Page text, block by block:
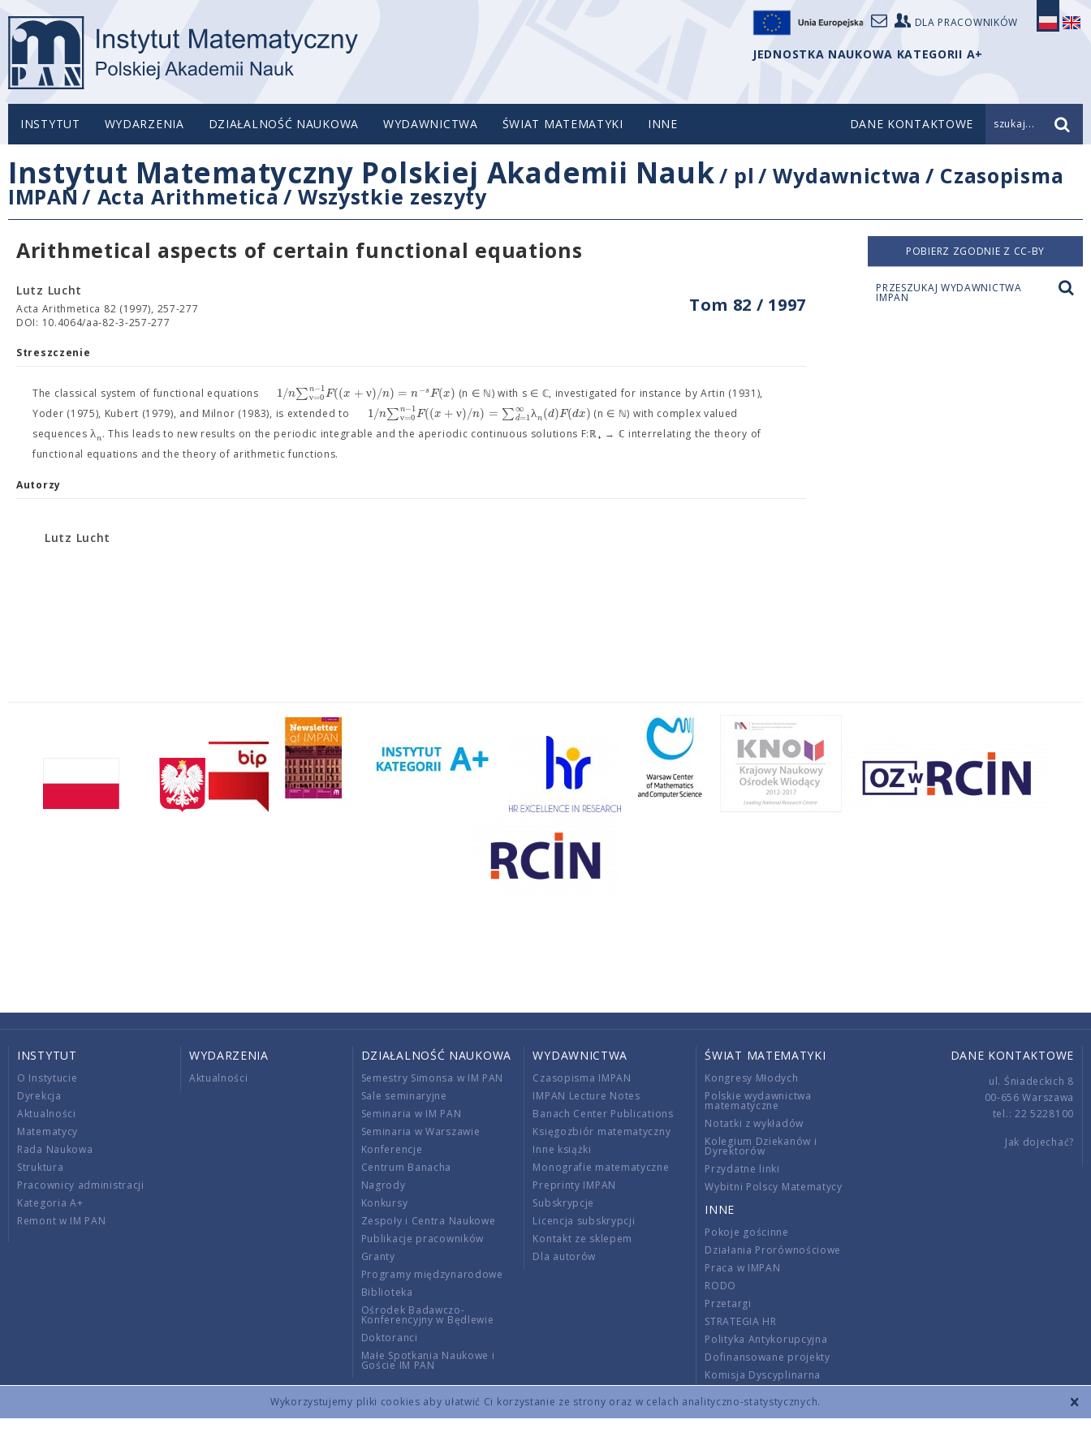
Wykorzystujemy pliki cookies aby ułatwić Ci korzystanie ze strony oraz w celach analityczno-statystycznych.
DLA PRACOWNIKÓW
JEDNOSTKA NAUKOWA KATEGORII A+
INSTYTUT WYDARZENIA DZIAŁALNOŚĆ NAUKOWA WYDAWNICTWA ŚWIAT MATEMATYKI INNE DANE KONTAKTOWE szukaj...
Instytut Matematyczny Polskiej Akademii Nauk/ pl /Wydawnictwa / Czasopisma
IMPAN / Acta Arithmetica/ Wszystkie zeszyty
Arithmetical aspects of certain functional equations
Tom 82 / 1997
Lutz Lucht
Acta Arithmetica 82 (1997), 257-277
DOI: 10.4064/aa-82-3-257-277
Streszczenie
The classical system of functional equations 1/n∑n−1
ν=0F((x +ν)/n) = n−sF(x) (n ∈ ℕ) with s ∈ ℂ, investigated for instance by Artin (1931),
Yoder (1975), Kubert (1979), and Milnor (1983), is extended to 1/n∑n−1
ν=0F((x +ν)/n) = ∑∞
d=1λn(d)F(dx) (n ∈ ℕ) with complex valued
sequences λn. This leads to new results on the periodic integrable and the aperiodic continuous solutions F:ℝ₊ → ℂ interrelating the theory of
functional equations and the theory of arithmetic functions.
Autorzy
Lutz Lucht
POBIERZ ZGODNIE Z CC-BY
PRZESZUKAJ WYDAWNICTWA
IMPAN
INSTYTUT
O Instytucie
Dyrekcja
Aktualności
Matematycy
Rada Naukowa
Struktura
Pracownicy administracji
Kategoria A+
Remont w IM PAN
WYDARZENIA
Aktualności
DZIAŁALNOŚĆ NAUKOWA
Semestry Simonsa w IM PAN
Sale seminaryjne
Seminaria w IM PAN
Seminaria w Warszawie
Konferencje
Centrum Banacha
Nagrody
Konkursy
Zespoły i Centra Naukowe
Publikacje pracowników
Granty
Programy międzynarodowe
Biblioteka
Ośrodek Badawczo-
Konferencyjny w Będlewie
Doktoranci
Małe Spotkania Naukowe i
Goście IM PAN
WYDAWNICTWA
Czasopisma IMPAN
IMPAN Lecture Notes
Banach Center Publications
Księgozbiór matematyczny
Inne książki
Monografie matematyczne
Preprinty IMPAN
Subskrypcje
Licencja subskrypcji
Kontakt ze sklepem
Dla autorów
ŚWIAT MATEMATYKI
Kongresy Młodych
Polskie wydawnictwa
matematyczne
Notatki z wykładów
Kolegium Dziekanów i
Dyrektorów
Przydatne linki
Wybitni Polscy Matematycy
INNE
Pokoje gościnne
Działania Prorównościowe
Praca w IMPAN
RODO
Przetargi
STRATEGIA HR
Polityka Antykorupcyjna
Dofinansowane projekty
Komisja Dyscyplinarna
Wnoszenie opłat
DANE KONTAKTOWE
ul. Śniadeckich 8
00-656 Warszawa
tel.: 22 5228100
Jak dojechać?